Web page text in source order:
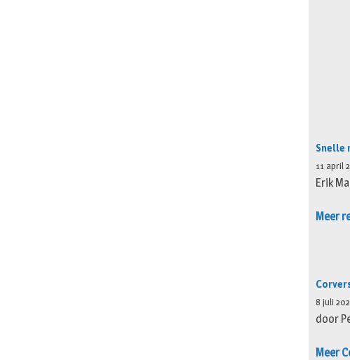
Snelle
11 april
Erik
Meer
8 juli
door
Meer